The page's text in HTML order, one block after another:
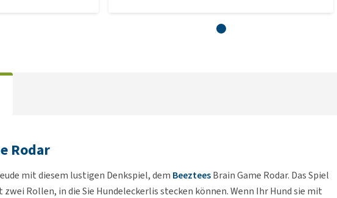
Rodar
mit diesem lustigen Denkspiel, dem BeezteesBrain Game Rodar. Das Spiel
Rollen, in die Sie Hundeleckerlis stecken können. Wenn Ihr Hund sie mit